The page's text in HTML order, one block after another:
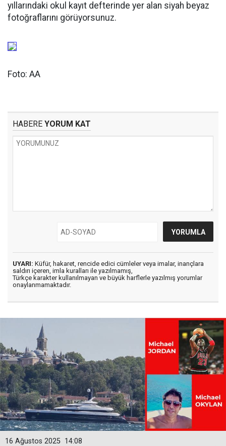
yıllarındaki okul kayıt defterinde yer alan siyah beyaz
fotoğraflarını görüyorsunuz.
Foto: AA
HABERE YORUM KAT
UYARI: Küfür, hakaret, rencide edici cümleler veya imalar, inançlara
saldırı içeren, imla kuralları ile yazılmamış,
Türkçe karakter kullanılmayan ve büyük harflerle yazılmış yorumlar
onaylanmamaktadır.
14:08
16 Ağustos 2025